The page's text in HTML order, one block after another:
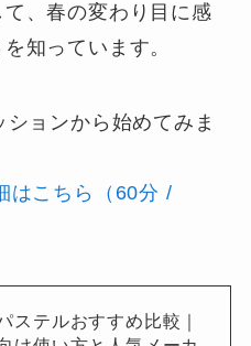
、春の変わり目に感
知っています。
ョンから始めてみま
はこちら（60分 /
ステルおすすめ比較｜